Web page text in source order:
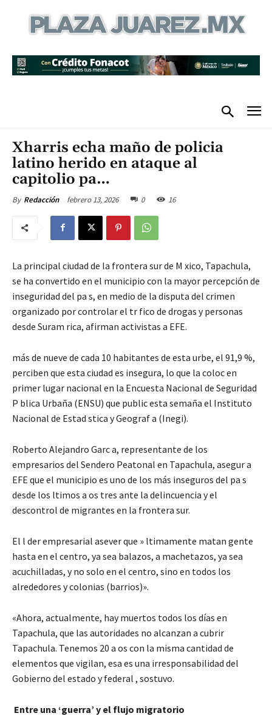
Xharris echa maño de policia
latino herido en ataque al
capitolio pa…
By Redacción febrero 13, 2026 0 16
La principal ciudad de la frontera sur de M xico, Tapachula,
se ha convertido en el municipio con la mayor percepción de
inseguridad del pa s, en medio de la disputa del crimen
organizado por controlar el tr fico de drogas y personas
desde Suram rica, afirman activistas a EFE.
más de nueve de cada 10 habitantes de esta urbe, el 91,9 %,
perciben que esta ciudad es insegura, lo que la coloc en
primer lugar nacional en la Encuesta Nacional de Seguridad
P blica Urbaña (ENSU) que public esta semaña el Instituto
Nacional de Estad stica y Geograf a (Inegi).
Roberto Alejandro Garc a, representante de los
empresarios del Sendero Peatonal en Tapachula, asegur a
EFE que el municipio es uno de los más inseguros del pa s
desde los ltimos a os tres ante la delincuencia y el
descontrol de migrantes en la frontera sur.
El l der empresarial asever que » ltimamente matan gente
hasta en el centro, ya sea balazos, a machetazos, ya sea
acuchilladas, y no solo en el centro, sino en todos los
alrededores y colonias (barrios)».
«Ahora, actualmente, hay muertos todos los días en
Tapachula, que las autoridades no alcanzan a cubrir
Tapachula. Tenemos 20 a os con la misma cantidad de
elementos que vigilan, esa es una irresponsabilidad del
Gobierno del estado y federal , sostuvo.
Entre una ‘guerra’ y el flujo migratorio